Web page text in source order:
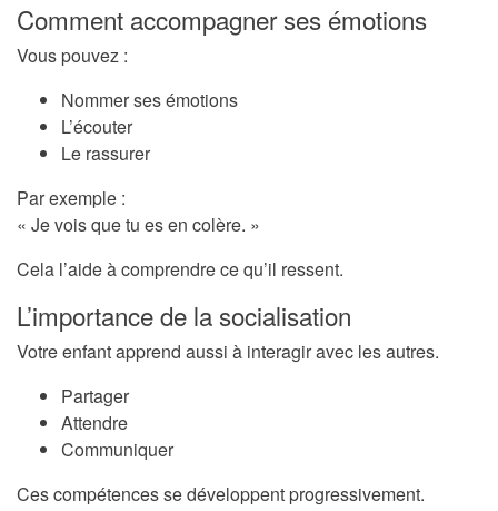
Comment accompagner ses émotions
Vous pouvez :
Nommer ses émotions
L’écouter
Le rassurer
Par exemple :
« Je vois que tu es en colère. »
Cela l’aide à comprendre ce qu’il ressent.
L’importance de la socialisation
Votre enfant apprend aussi à interagir avec les autres.
Partager
Attendre
Communiquer
Ces compétences se développent progressivement.